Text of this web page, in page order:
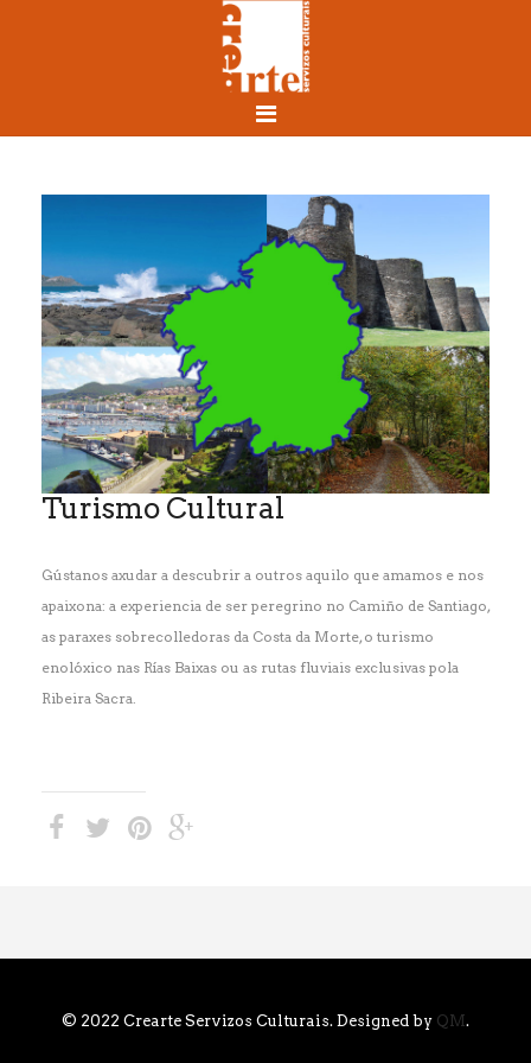
Turismo Cultural
Gústanos axudar a descubrir a outros aquilo que amamos e nos
apaixona: a experiencia de ser peregrino no Camiño de Santiago,
as paraxes sobrecolledoras da Costa da Morte, o turismo
enolóxico nas Rías Baixas ou as rutas fluviais exclusivas pola
Ribeira Sacra.
© 2022 Crearte Servizos Culturais. Designed by QM.